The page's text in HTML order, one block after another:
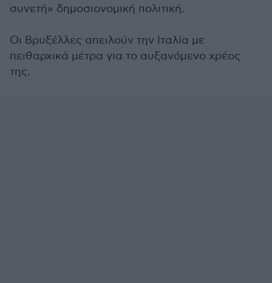
συνετή» δημοσιονομική πολιτική.
Οι Βρυξέλλες απειλούν την Ιταλία με
πειθαρχικά μέτρα για το αυξανόμενο χρέος
της.